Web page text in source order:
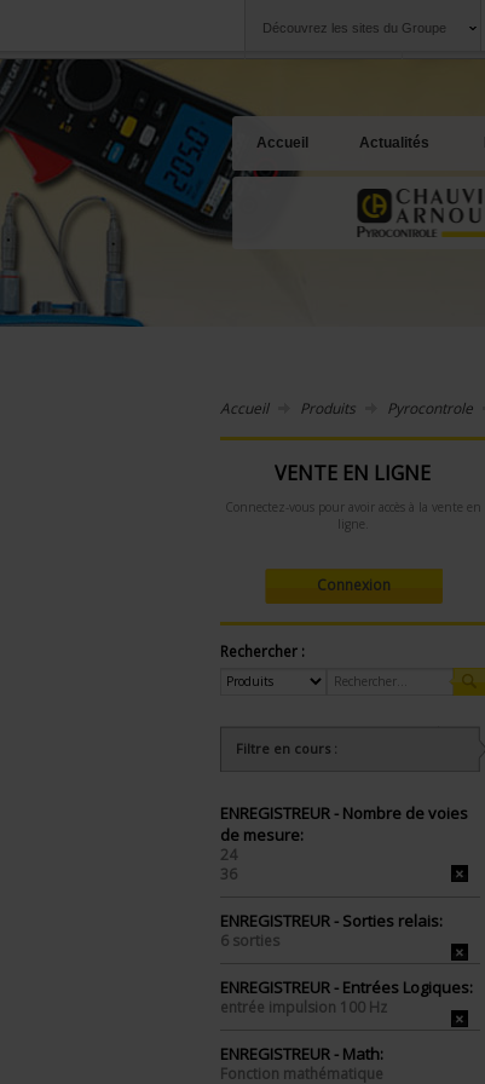
Découvrez les sites du Groupe
Accueil Actualités
Accueil Produits Pyrocontrole
VENTE EN LIGNE
Connectez-vous pour avoir accès à la vente en
ligne.
Connexion
Rechercher :
Filtre en cours :
ENREGISTREUR - Nombre de voies
de mesure:
24
36
ENREGISTREUR - Sorties relais:
6 sorties
ENREGISTREUR - Entrées Logiques:
entrée impulsion 100 Hz
ENREGISTREUR - Math:
Fonction mathématique